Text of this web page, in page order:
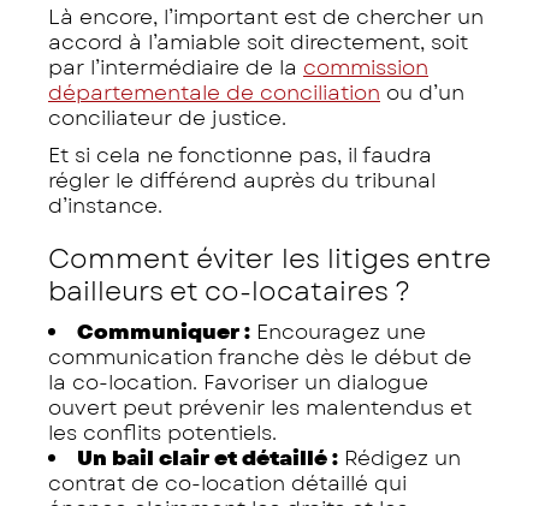
Là encore, l’important est de chercher un
accord à l’amiable soit directement, soit
par l’intermédiaire de la commission
départementale de conciliation ou d’un
conciliateur de justice.
Et si cela ne fonctionne pas, il faudra
régler le différend auprès du tribunal
d’instance.
Comment éviter les litiges entre
bailleurs et co-locataires ?
Communiquer : Encouragez une
communication franche dès le début de
la co-location. Favoriser un dialogue
ouvert peut prévenir les malentendus et
les conflits potentiels.
Un bail clair et détaillé : Rédigez un
contrat de co-location détaillé qui